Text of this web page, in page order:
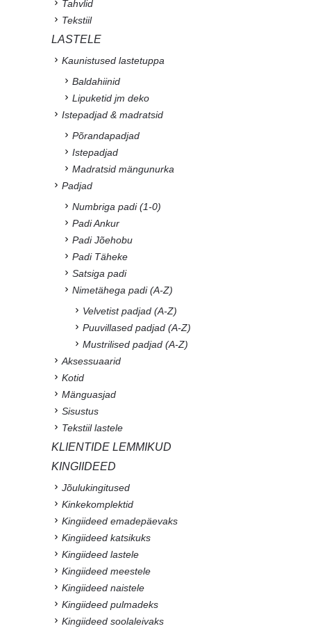
Tahvlid
Tekstiil
LASTELE
Kaunistused lastetuppa
Baldahiinid
Lipuketid jm deko
Istepadjad & madratsid
Põrandapadjad
Istepadjad
Madratsid mängunurka
Padjad
Numbriga padi (1-0)
Padi Ankur
Padi Jõehobu
Padi Täheke
Satsiga padi
Nimetähega padi (A-Z)
Velvetist padjad (A-Z)
Puuvillased padjad (A-Z)
Mustrilised padjad (A-Z)
Aksessuaarid
Kotid
Mänguasjad
Sisustus
Tekstiil lastele
KLIENTIDE LEMMIKUD
KINGIIDEED
Jõulukingitused
Kinkekomplektid
Kingiideed emadepäevaks
Kingiideed katsikuks
Kingiideed lastele
Kingiideed meestele
Kingiideed naistele
Kingiideed pulmadeks
Kingiideed soolaleivaks